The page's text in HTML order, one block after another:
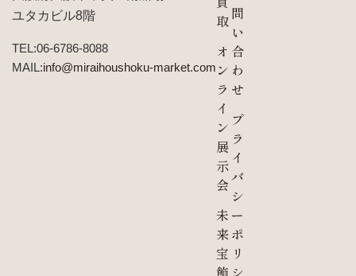
ユタカビル8階
TEL:06-6786-8088
MAIL:info@miraihoushoku-market.com
取
オ
ン
ラ
イ
ン
展
示
会
未
来
宝
飾
問
い
合
わ
せ
プ
ラ
イ
バ
シ
ー
ポ
リ
シ